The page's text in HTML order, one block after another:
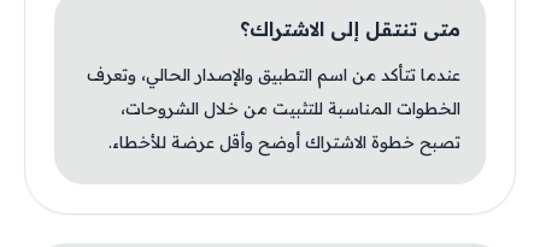
متى تنتقل إلى الاشتراك؟
عندما تتأكد من اسم التطبيق والإصدار الحالي، وتعرف
الخطوات المناسبة للتثبيت من خلال الشروحات،
تصبح خطوة الاشتراك أوضح وأقل عرضة للأخطاء.